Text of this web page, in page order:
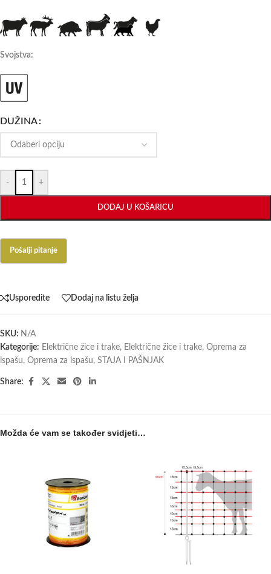
Svojstva:
DUŽINA
- +
DODAJ U KOŠARICU
Usporedite Dodaj na listu želja
SKU: N/A
Kategorije: Električne žice i trake, Električne žice i trake, Oprema za
ispašu, Oprema za ispašu, STAJA I PAŠNJAK
Share:
Možda će vam se također svidjeti…